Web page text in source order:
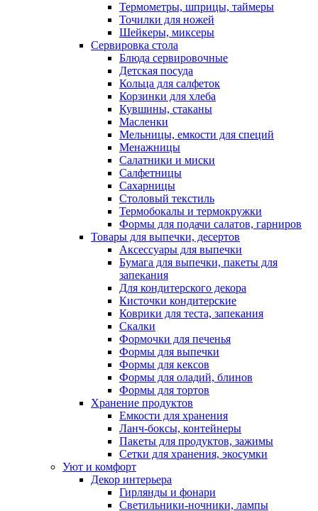
Термометры, шприцы, таймеры
Точилки для ножей
Шейкеры, миксеры
Сервировка стола
Блюда сервировочные
Детская посуда
Кольца для салфеток
Корзинки для хлеба
Кувшины, стаканы
Масленки
Мельницы, емкости для специй
Менажницы
Салатники и миски
Салфетницы
Сахарницы
Столовый текстиль
Термобокалы и термокружки
Формы для подачи салатов, гарниров
Товары для выпечки, десертов
Аксессуары для выпечки
Бумага для выпечки, пакеты для
запекания
Для кондитерского декора
Кисточки кондитерские
Коврики для теста, запекания
Скалки
Формочки для печенья
Формы для выпечки
Формы для кексов
Формы для оладий, блинов
Формы для тортов
Хранение продуктов
Емкости для хранения
Ланч-боксы, контейнеры
Пакеты для продуктов, зажимы
Сетки для хранения, экосумки
Уют и комфорт
Декор интерьера
Гирлянды и фонари
Светильники-ночники, лампы